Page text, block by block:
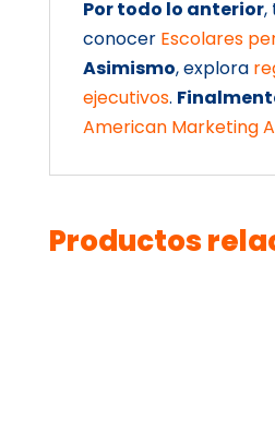
Por todo lo anterior,
conocer Escolares
Asimismo, explora
ejecutivos.
American Marketing
Productos